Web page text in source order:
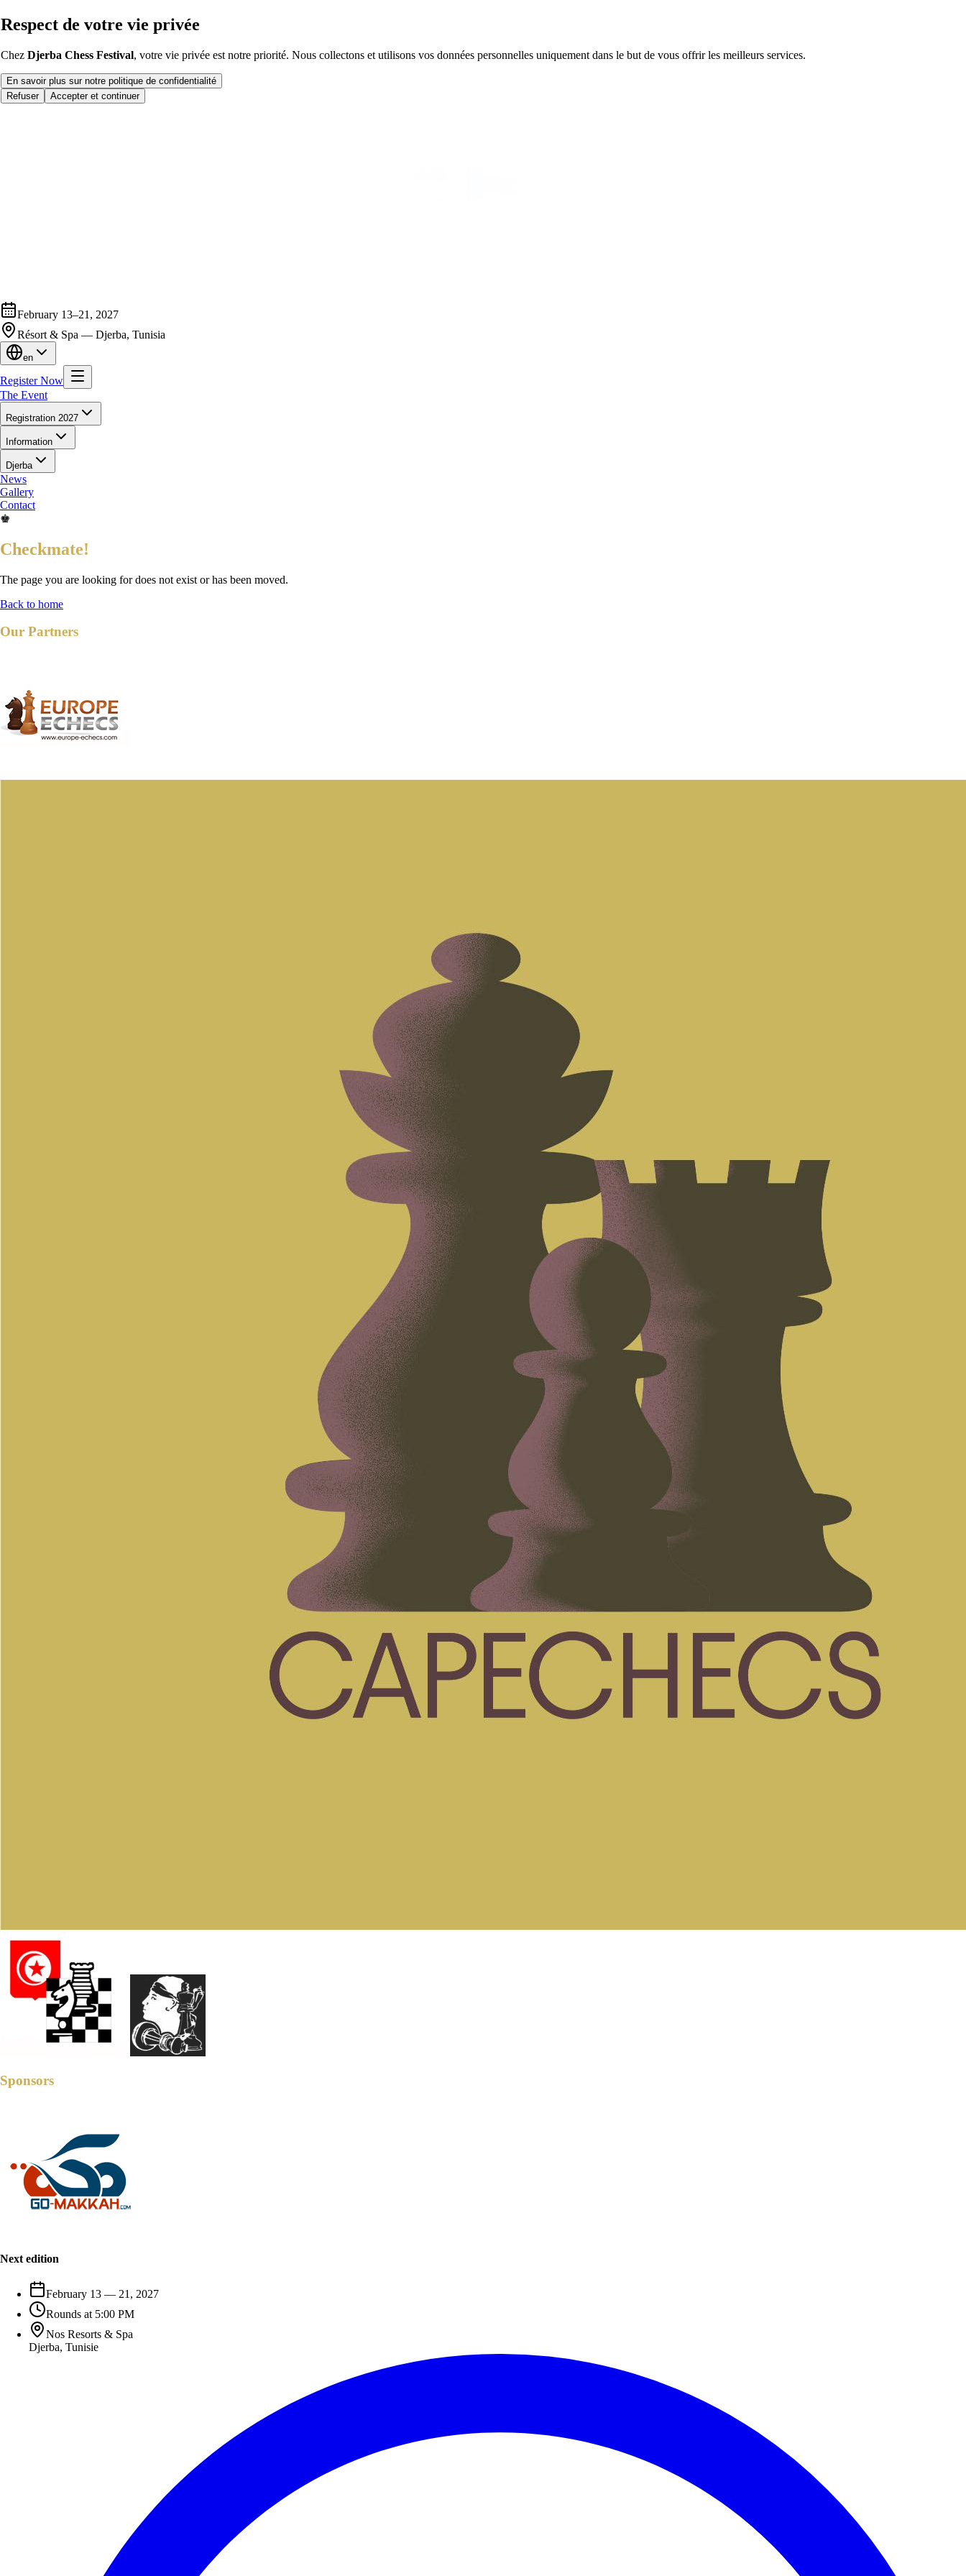
Respect de votre vie privée
Chez Djerba Chess Festival, votre vie privée est notre priorité. Nous collectons et utilisons vos données personnelles uniquement dans le but de vous offrir les meilleurs services.
En savoir plus sur notre politique de confidentialité
Refuser
Accepter et continuer
February 13–21, 2027
Résort & Spa — Djerba, Tunisia
en
Register Now
The Event
Registration 2027
Information
Djerba
News
Gallery
Contact
♚
Checkmate!
The page you are looking for does not exist or has been moved.
Back to home
Our Partners
Sponsors
Next edition
February 13 — 21, 2027
Rounds at 5:00 PM
Nos Resorts & Spa
Djerba, Tunisie